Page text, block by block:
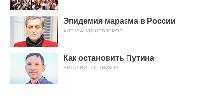
Эпидемия маразма в России
АЛЕКСАНДР НЕВЗОРОВ
Как остановить Путина
ВИТАЛИЙ ПОРТНИКОВ